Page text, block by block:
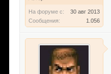
На форуме с:
30 авг 2013
Сообщения:
1.056